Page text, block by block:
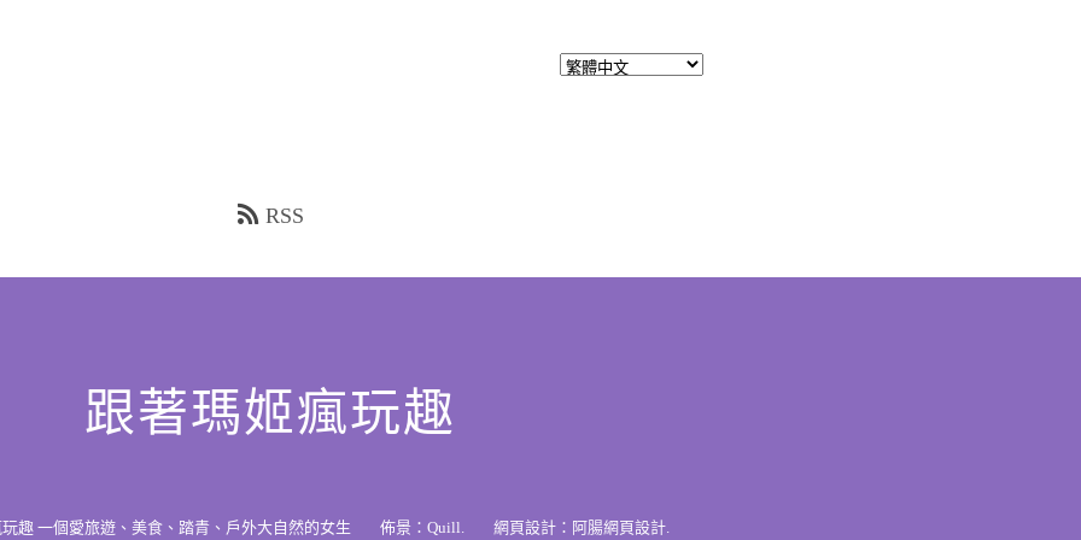
RSS
跟著瑪姬瘋玩趣
趣 一個愛旅遊、美食、踏青、戶外大自然的女生 佈景： Quill. 網頁設計： 阿腸網頁設計.